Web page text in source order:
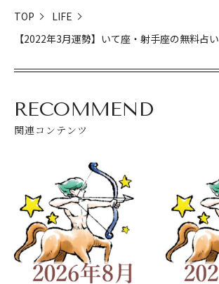
TOP
LIFE
【2022年3月運勢】いて座・射手座の無料占い
RECOMMEND
関連コンテンツ
閉じる